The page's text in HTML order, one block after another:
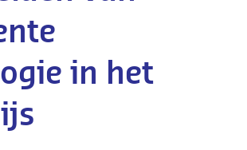
in het